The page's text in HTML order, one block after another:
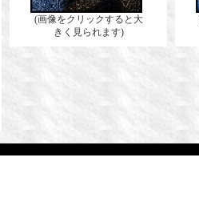
(画像をクリックすると大
きく見られます)